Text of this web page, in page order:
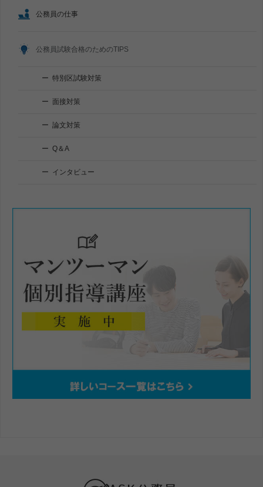
公務員の仕事
公務員試験合格のためのTIPS
特別区試験対策
面接対策
論文対策
Q＆A
インタビュー